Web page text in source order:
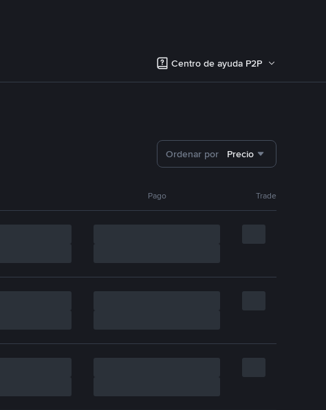
Centro de ayuda P2P
Ordenar por Precio
Pago Trade